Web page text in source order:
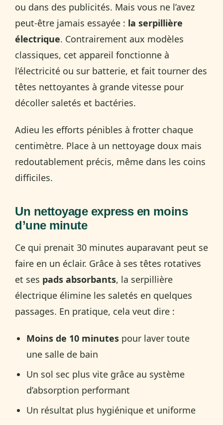
ou dans des publicités. Mais vous ne l’avez
peut-être jamais essayée : la serpillière
électrique. Contrairement aux modèles
classiques, cet appareil fonctionne à
l’électricité ou sur batterie, et fait tourner des
têtes nettoyantes à grande vitesse pour
décoller saletés et bactéries.
Adieu les efforts pénibles à frotter chaque
centimètre. Place à un nettoyage doux mais
redoutablement précis, même dans les coins
difficiles.
Un nettoyage express en moins
d’une minute
Ce qui prenait 30 minutes auparavant peut se
faire en un éclair. Grâce à ses têtes rotatives
et ses pads absorbants, la serpillière
électrique élimine les saletés en quelques
passages. En pratique, cela veut dire :
Moins de 10 minutes pour laver toute
une salle de bain
Un sol sec plus vite grâce au système
d’absorption performant
Un résultat plus hygiénique et uniforme